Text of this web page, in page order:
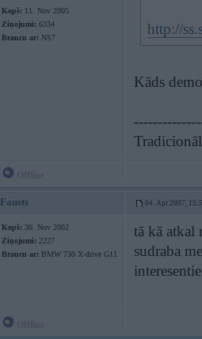
Kopš: 11. Nov 2005
Ziņojumi: 6334
Braucu ar: NS7
http://
Kāds
Fausts 04. Apr 2007,
Kopš: 30. Nov 2002
Ziņojumi: 2227
Braucu ar: BMW 730 X-drive G11
tā kā atkal
sudraba